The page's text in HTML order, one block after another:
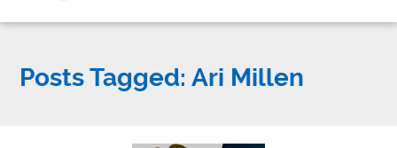
Posts Tagged: Ari Millen